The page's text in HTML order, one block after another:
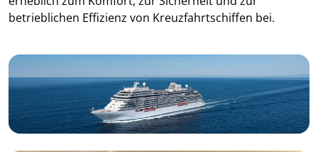
betrieblichen Effizienz von Kreuzfahrtschiffen bei.